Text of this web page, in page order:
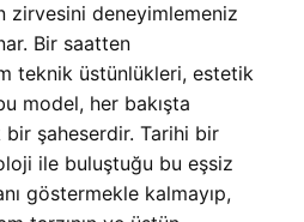
zirvesini deneyimlemeniz
Bir saatten
teknik üstünlükleri, estetik
model, her bakışta
bir şaheserdir. Tarihi bir
ile buluştuğu bu eşsiz
göstermekle kalmayıp,